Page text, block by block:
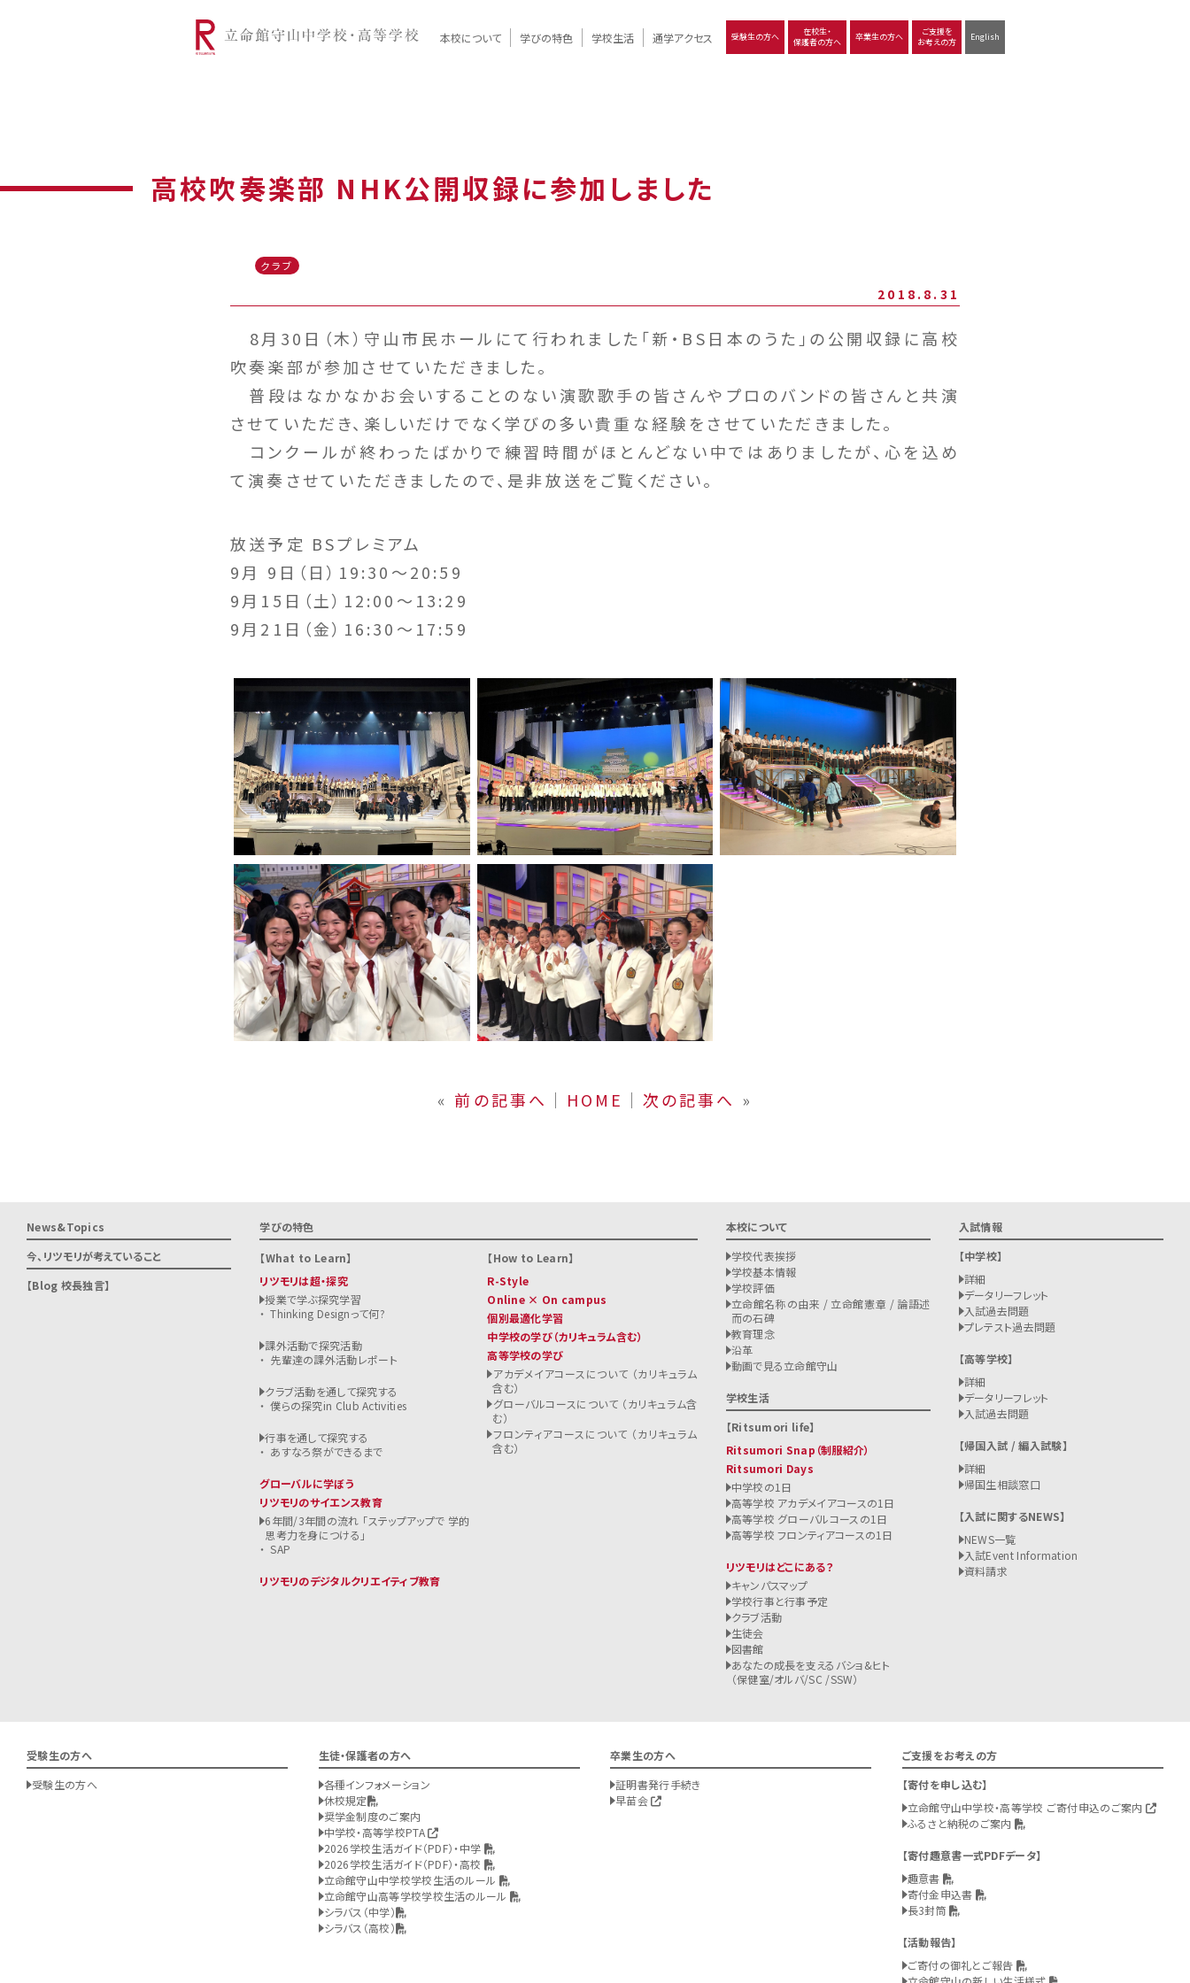
本校について 学びの特色 学校生活 通学アクセス 受験生の方へ
在校生・
保護者の方へ
卒業生の方へ
ご支援を
お考えの方
English
高校吹奏楽部 NHK公開収録に参加しました
クラブ
2018.8.31
8月30日（木）守山市民ホールにて行われました「新・BS日本のうた」の公開収録に高校
吹奏楽部が参加させていただきました。
普段はなかなかお会いすることのない演歌歌手の皆さんやプロのバンドの皆さんと共演
させていただき、楽しいだけでなく学びの多い貴重な経験をさせていただきました。
コンクールが終わったばかりで練習時間がほとんどない中ではありましたが、心を込め
て演奏させていただきましたので、是非放送をご覧ください。
放送予定 BSプレミアム
9月 9日（日）19:30～20:59
9月15日（土）12:00～13:29
9月21日（金）16:30～17:59
« 前の記事へ │ HOME │ 次の記事へ »
News&Topics
今、リツモリが考えていること
Blog 校長独言
学びの特色
What to Learn
リツモリは超・探究
授業で学ぶ探究学習
Thinking Designって何?
課外活動で探究活動
先輩達の課外活動レポート
クラブ活動を通して探究する
僕らの探究in Club Activities
行事を通して探究する
あすなろ祭ができるまで
グローバルに学ぼう
リツモリのサイエンス教育
6年間/3年間の流れ 「ステップアップで 学的
思考力を身につける」
SAP
リツモリのデジタルクリエイティブ教育
How to Learn
R-Style
Online × On campus
個別最適化学習
中学校の学び（カリキュラム含む）
高等学校の学び
アカデメイアコースについて （カリキュラム
含む）
グローバルコースについて （カリキュラム含
む）
フロンティアコースについて （カリキュラム
含む）
本校について
学校代表挨拶
学校基本情報
学校評価
立命館名称の由来 / 立命館憲章 / 論語述
而の石碑
教育理念
沿革
動画で見る立命館守山
学校生活
Ritsumori life
Ritsumori Snap（制服紹介）
Ritsumori Days
中学校の1日
高等学校 アカデメイアコースの1日
高等学校 グローバルコースの1日
高等学校 フロンティアコースの1日
リツモリはどこにある？
キャンパスマップ
学校行事と行事予定
クラブ活動
生徒会
図書館
あなたの成長を支えるバショ&ヒト
（保健室/オルバ/SC /SSW）
入試情報
中学校
詳細
データリーフレット
入試過去問題
プレテスト過去問題
高等学校
詳細
データリーフレット
入試過去問題
帰国入試 / 編入試験
詳細
帰国生相談窓口
入試に関するNEWS
NEWS一覧
入試Event Information
資料請求
受験生の方へ
受験生の方へ
生徒・保護者の方へ
各種インフォメーション
休校規定
奨学金制度のご案内
中学校・高等学校PTA
2026学校生活ガイド（PDF）・中学
2026学校生活ガイド（PDF）・高校
立命館守山中学校学校生活のルール
立命館守山高等学校学校生活のルール
シラバス（中学）
シラバス（高校）
卒業生の方へ
証明書発行手続き
早苗会
ご支援をお考えの方
寄付を申し込む
立命館守山中学校・高等学校 ご寄付申込のご案内
ふるさと納税のご案内
寄付趣意書一式PDFデータ
趣意書
寄付金申込書
長3封筒
活動報告
ご寄付の御礼とご報告